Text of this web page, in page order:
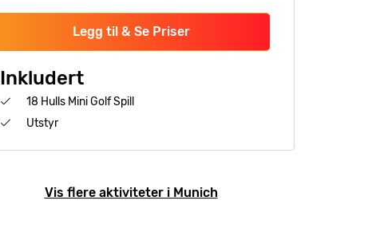
Legg til & Se Priser
Inkludert
18 Hulls Mini Golf Spill
Utstyr
Vis flere aktiviteter i Munich